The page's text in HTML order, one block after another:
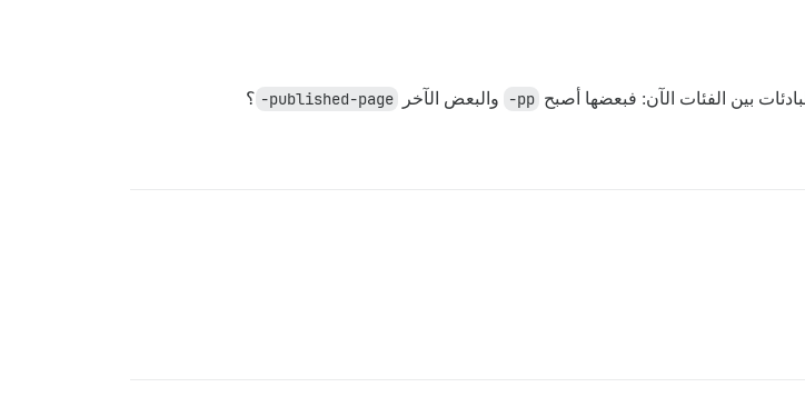
بين الفئات الآن: فبعضها أصبح pp- والبعض الآخر published-page- ؟